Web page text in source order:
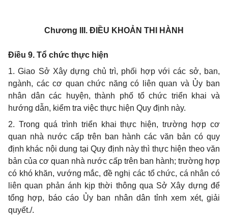
Chương III. ĐIỀU KHOẢN THI HÀNH
Điều 9. Tổ chức thực hiện
1. Giao Sở Xây dựng chủ trì, phối hợp với các sở, ban,
ngành, các cơ quan chức năng có liên quan và Ủy ban
nhân dân các huyện, thành phố tổ chức triển khai và
hướng dẫn, kiểm tra việc thực hiện Quy định này.
2. Trong quá trình triển khai thực hiện, trường hợp cơ
quan nhà nước cấp trên ban hành các văn bản có quy
định khác nội dung tại Quy định này thì thực hiện theo văn
bản của cơ quan nhà nước cấp trên ban hành; trường hợp
có khó khăn, vướng mắc, đề nghị các tổ chức, cá nhân có
liên quan phản ánh kịp thời thông qua Sở Xây dựng để
tổng hợp, báo cáo Ủy ban nhân dân tỉnh xem xét, giải
quyết./.